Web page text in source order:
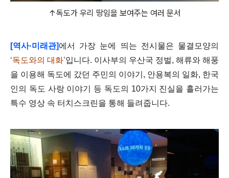
↑독도가 우리 땅임을 보여주는 여러 문서
[역사·미래관]에서 가장 눈에 띄는 전시물은 물결모양의
‘독도와의 대화’입니다. 이사부의 우산국 정벌, 해류와 해풍
을 이용해 독도에 갔던 주민의 이야기, 안용복의 일화, 한국
인의 독도 사랑 이야기 등 독도의 10가지 진실을 흘러가는
특수 영상 속 터치스크린을 통해 들려줍니다.